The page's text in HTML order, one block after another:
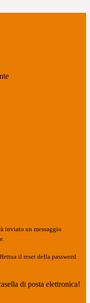
inviato un messaggio
il reset della password
di posta elettronica!